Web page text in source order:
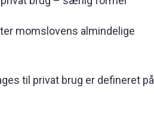
momslovens almindelige
til privat brug er defineret på